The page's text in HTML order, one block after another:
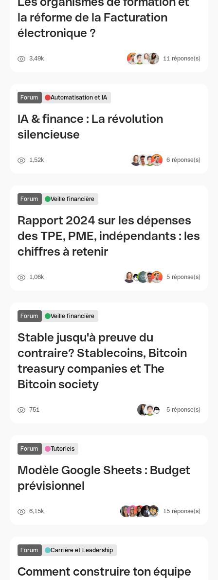
la réforme de la Facturation
électronique ?
3,49k 11 réponse(s)
Forum Automatisation et IA
IA & finance : La révolution
silencieuse
1,52k 6 réponse(s)
Forum Veille financière
Rapport 2024 sur les dépenses
des TPE, PME, indépendants : les
chiffres à retenir
1,06k 5 réponse(s)
Forum Veille financière
Stable jusqu'à preuve du
contraire? Stablecoins, Bitcoin
treasury companies et The
Bitcoin society
751 5 réponse(s)
Forum Tutoriels
Modèle Google Sheets : Budget
prévisionnel
6,15k 15 réponse(s)
Forum Carrière et Leadership
Comment construire ton équipe